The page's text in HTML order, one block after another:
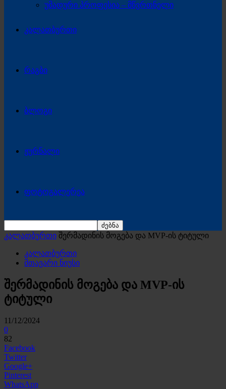
უმადური პროფესია – მწვრთნელი
კალათბურთი
რაგბი
ბლოგი
ჟურნალი
ფოტოგალერეა
კალათბურთი შერმადინის მოგება და MVP-ის ტიტული
კალათბურთი
მთავარი ნიუსი
შერმადინის მოგება და MVP-ის
ტიტული
11/12/2024
0
82
Facebook
Twitter
Google+
Pinterest
WhatsApp